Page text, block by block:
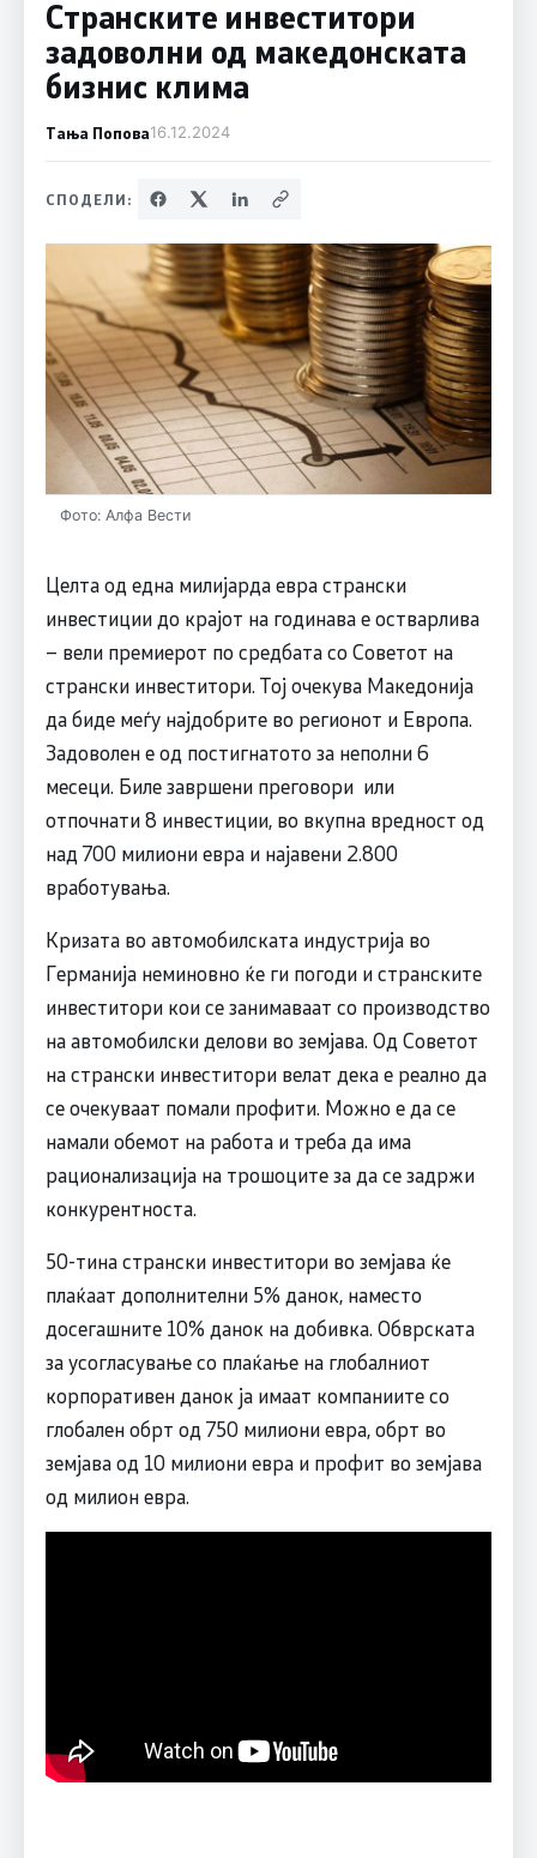
Странските инвеститори
задоволни од македонската
бизнис клима
Тања Попова16.12.2024
СПОДЕЛИ:
Фото: Алфа Вести
Целта од една милијарда евра странски
инвестиции до крајот на годинава е остварлива
– вели премиерот по средбата со Советот на
странски инвеститори. Тој очекува Македонија
да биде меѓу најдобрите во регионот и Европа.
Задоволен е од постигнатото за неполни 6
месеци. Биле завршени преговори или
отпочнати 8 инвестиции, во вкупна вредност од
над 700 милиони евра и најавени 2.800
вработувања.
Кризата во автомобилската индустрија во
Германија неминовно ќе ги погоди и странските
инвеститори кои се занимаваат со производство
на автомобилски делови во земјава. Од Советот
на странски инвеститори велат дека е реално да
се очекуваат помали профити. Можно е да се
намали обемот на работа и треба да има
рационализација на трошоците за да се задржи
конкурентноста.
50-тина странски инвеститори во земјава ќе
плаќаат дополнителни 5% данок, наместо
досегашните 10% данок на добивка. Обврската
за усогласување со плаќање на глобалниот
корпоративен данок ја имаат компаниите со
глобален обрт од 750 милиони евра, обрт во
земјава од 10 милиони евра и профит во земјава
од милион евра.